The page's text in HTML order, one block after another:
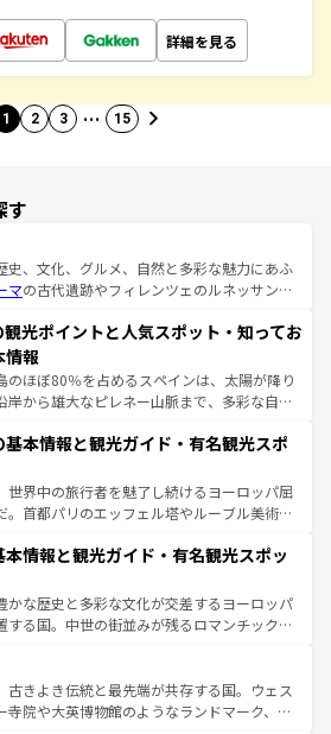
詳細を見る
1 2 3 … 15
す
史、文化、グルメ、自然と多彩な魅力にあふ
マの古代遺跡やフィレンツェのルネッサンス
ーナの美しい田園風景やアマルフィ海岸の絶
景観も見逃せない。観光の合間には、本場の
など、絶品のイタリア料理を堪能することも
覚めてから夜眠るまで、すべての瞬間を楽し
イタリア情報はコンテンツ一覧を参照してほ
観光ポイントと人気スポット・知ってお
情報
のほぼ80％を占めるスペインは、太陽が降り
岸から雄大なピレネー山脈まで、多彩な自然
この国では、情熱的なフラメンコ、熱気あふ
して美味しいタパスが生活の一部となってい
リードの洗練された雰囲気や、バルセロナの
た街角から、地方では古代ローマ遺跡や中世
よって風土や気候が異なるスペインはその個
を参照してほしい。
基本情報と観光ガイド・有名観光スポ
世界中の旅行者を魅了し続けるヨーロッパ屈
。首都パリのエッフェル塔やルーブル美術館
力が詰まっている。華麗な宮殿、歴史的な大
ビーチ、そして豊かな自然が、訪れる者を心
。また、フランスは美食の国としても知ら
料理はユネスコ無形文化遺産にも登録されて
ンダー畑など、多彩な楽しみ方が可能だ。さ
外の地域にも魅力が溢れており、どの街角に
と文化が息づいている。パリ以外の個性あふ
本情報と観光ガイド・有名観光スポッ
かな歴史と多彩な文化が交差するヨーロッパ
する国。中世の街並みが残るロマンチック街
国は、どこを歩いても飽きることがない。ベ
的活気、バイエルン州のアルプスの絶景、そ
沿いのワイン畑といった風景は必見。ビール
古きよき伝統と最先端が共存する国。ウェス
寺院や大英博物館のようなランドマーク、歴